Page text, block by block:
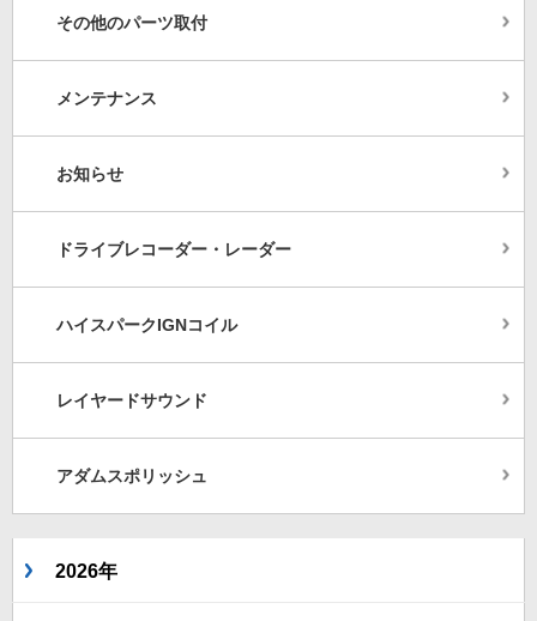
その他のパーツ取付
メンテナンス
お知らせ
ドライブレコーダー・レーダー
ハイスパークIGNコイル
レイヤードサウンド
アダムスポリッシュ
2026年